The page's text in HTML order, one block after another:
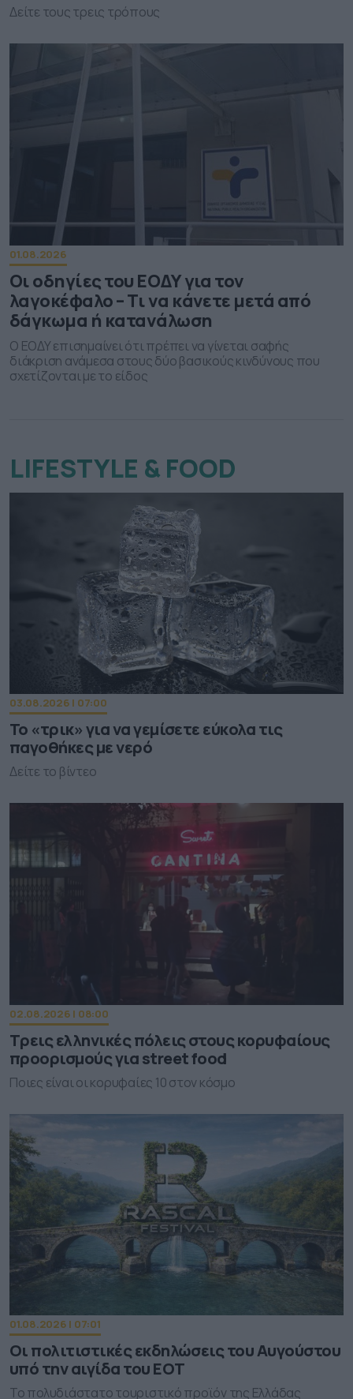
Δείτε τους τρεις τρόπους
01.08.2026
Οι οδηγίες του ΕΟΔΥ για τον
λαγοκέφαλο – Τι να κάνετε μετά από
δάγκωμα ή κατανάλωση
Ο ΕΟΔΥ επισημαίνει ότι πρέπει να γίνεται σαφής
διάκριση ανάμεσα στους δύο βασικούς κινδύνους που
σχετίζονται με το είδος
LIFESTYLE & FOOD
03.08.2026 | 07:00
Το «τρικ» για να γεμίσετε εύκολα τις
παγοθήκες με νερό
Δείτε το βίντεο
02.08.2026 | 08:00
Τρεις ελληνικές πόλεις στους κορυφαίους
προορισμούς για street food
Ποιες είναι οι κορυφαίες 10 στον κόσμο
01.08.2026 | 07:01
Οι πολιτιστικές εκδηλώσεις του Αυγούστου
υπό την αιγίδα του ΕΟΤ
Το πολυδιάστατο τουριστικό προϊόν της Ελλάδας